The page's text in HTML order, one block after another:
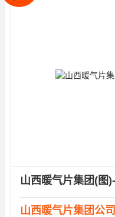
山西暖气片集团(图
山西暖气片集团公司